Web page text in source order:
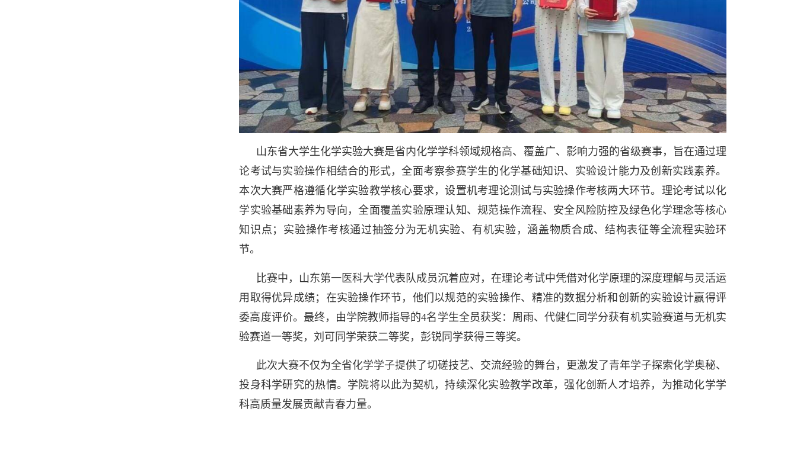
山东省大学生化学实验大赛是省内化学学科领域规格高、覆盖广、影响力强的省级赛事，旨在通过理
论考试与实验操作相结合的形式，全面考察参赛学生的化学基础知识、实验设计能力及创新实践素养。
本次大赛严格遵循化学实验教学核心要求，设置机考理论测试与实验操作考核两大环节。理论考试以化
学实验基础素养为导向，全面覆盖实验原理认知、规范操作流程、安全风险防控及绿色化学理念等核心
知识点；实验操作考核通过抽签分为无机实验、有机实验，涵盖物质合成、结构表征等全流程实验环
节。
比赛中，山东第一医科大学代表队成员沉着应对，在理论考试中凭借对化学原理的深度理解与灵活运
用取得优异成绩；在实验操作环节，他们以规范的实验操作、精准的数据分析和创新的实验设计赢得评
委高度评价。最终，由学院教师指导的4名学生全员获奖：周雨、代健仁同学分获有机实验赛道与无机实
验赛道一等奖，刘可同学荣获二等奖，彭锐同学获得三等奖。
此次大赛不仅为全省化学学子提供了切磋技艺、交流经验的舞台，更激发了青年学子探索化学奥秘、
投身科学研究的热情。学院将以此为契机，持续深化实验教学改革，强化创新人才培养，为推动化学学
科高质量发展贡献青春力量。